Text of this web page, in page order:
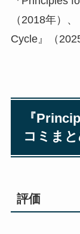
（2018年）
Cycle』（
『
コミま
評価